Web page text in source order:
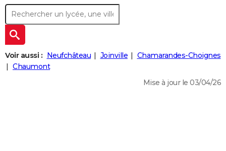
BRICOLAGE
Forum
Aménagement intérieur
Extérieur
Cuisine
Salle de bains
Jardinage
Rangement
+WEEK-END
Guides de France
Escapades
Patrimoine
Expositions
Musées
Week-end nature
+
LIFESTYLE
Art de vivre
Bien-être
Loisirs
Mode
Modes de vie
SANTE
Voir aussi : Neufchâteau Joinville
Chamarandes-Choignes
Chaumont
Mise à jour le 03/04/26